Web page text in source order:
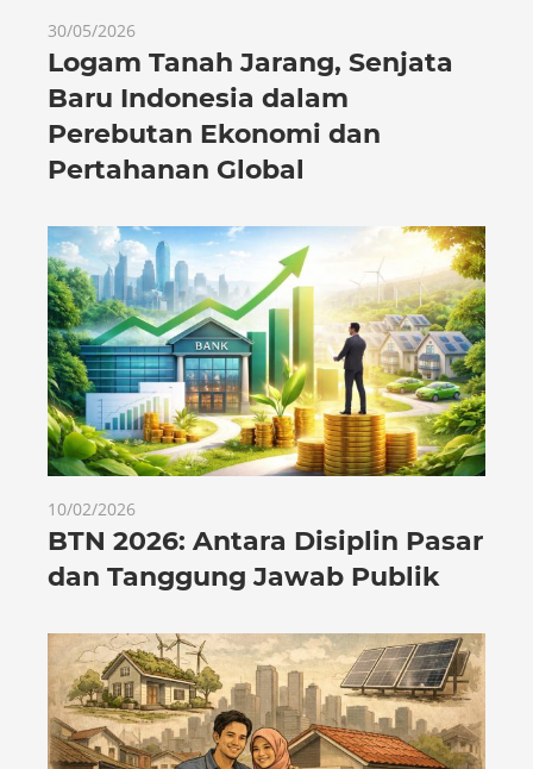
30/05/2026
Logam Tanah Jarang, Senjata
Baru Indonesia dalam
Perebutan Ekonomi dan
Pertahanan Global
10/02/2026
BTN 2026: Antara Disiplin Pasar
dan Tanggung Jawab Publik